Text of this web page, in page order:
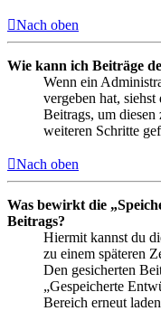
Nach oben
Wie kann ich Beiträge
Wenn ein
vergeben hat,
Beitrags, um
weiteren Schritte
Nach oben
Was bewirkt die
Beitrags?
Hiermit kannst du
zu einem späteren
Den gesicherten
„Gespeicherte
Bereich erneut